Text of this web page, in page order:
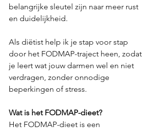
belangrijke sleutel zijn naar meer rust
en duidelijkheid.
Als diëtist help ik je stap voor stap
door het FODMAP-traject heen, zodat
je leert wat jouw darmen wel en niet
verdragen, zonder onnodige
beperkingen of stress.
Wat is het FODMAP-dieet?
Het FODMAP-dieet is een